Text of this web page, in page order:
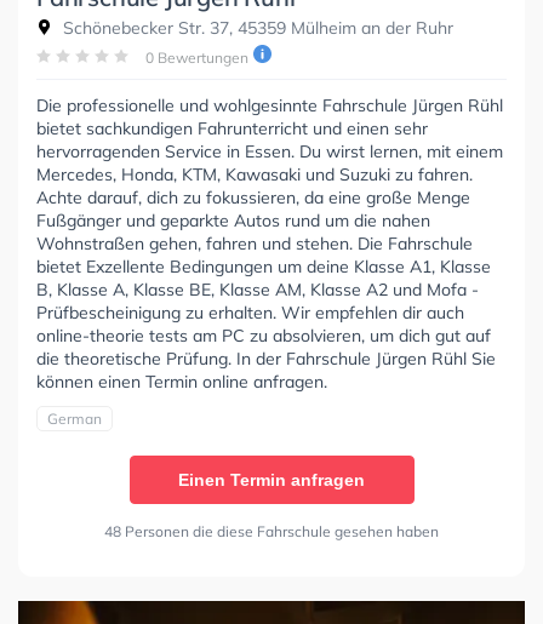
Schönebecker Str. 37, 45359 Mülheim an der Ruhr
0 Bewertungen
Die professionelle und wohlgesinnte Fahrschule Jürgen Rühl
bietet sachkundigen Fahrunterricht und einen sehr
hervorragenden Service in Essen. Du wirst lernen, mit einem
Mercedes, Honda, KTM, Kawasaki und Suzuki zu fahren.
Achte darauf, dich zu fokussieren, da eine große Menge
Fußgänger und geparkte Autos rund um die nahen
Wohnstraßen gehen, fahren und stehen. Die Fahrschule
bietet Exzellente Bedingungen um deine Klasse A1, Klasse
B, Klasse A, Klasse BE, Klasse AM, Klasse A2 und Mofa -
Prüfbescheinigung zu erhalten. Wir empfehlen dir auch
online-theorie tests am PC zu absolvieren, um dich gut auf
die theoretische Prüfung. In der Fahrschule Jürgen Rühl Sie
können einen Termin online anfragen.
German
Einen Termin anfragen
48 Personen die diese Fahrschule gesehen haben